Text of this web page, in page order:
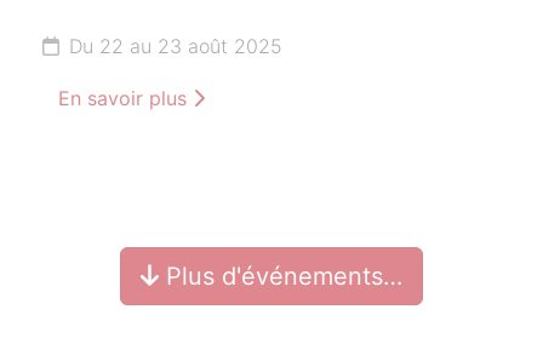
Du 22 au 23 août 2025
En savoir plus
Plus d'événements…